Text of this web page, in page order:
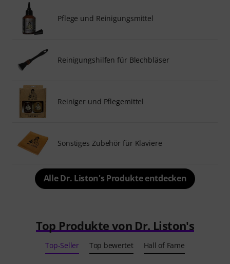
Pflege und Reinigungsmittel
Reinigungshilfen für Blechbläser
Reiniger und Pflegemittel
Sonstiges Zubehör für Klaviere
Alle Dr. Liston's Produkte entdecken
Top Produkte von Dr. Liston's
Top-Seller Top bewertet Hall of Fame